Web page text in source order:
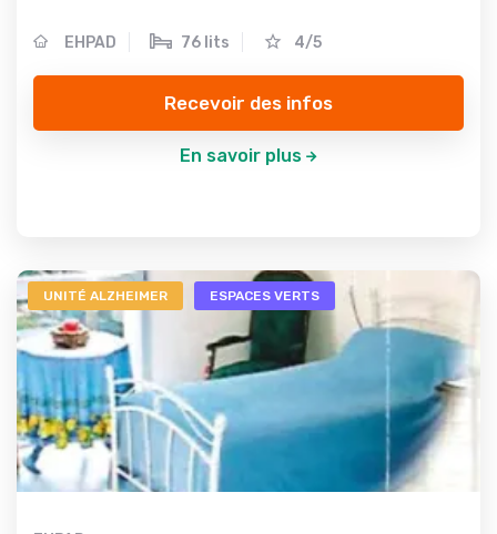
EHPAD 76 lits 4/5
Recevoir des infos
En savoir plus
UNITÉ ALZHEIMER ESPACES VERTS